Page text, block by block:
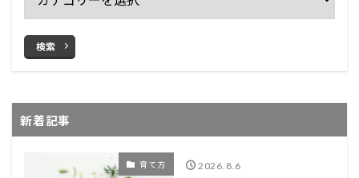
検索
新着記事
育て方 2026.8.6